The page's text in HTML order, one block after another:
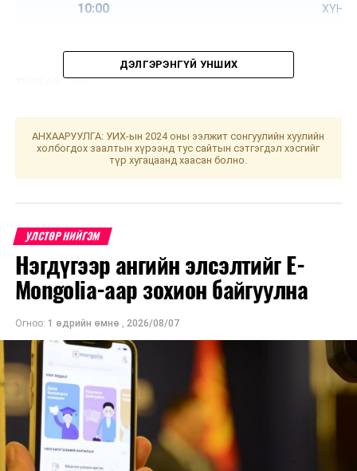
10:00 ХҮН
410
Хангай, Хөвсгөл, Хэнтийн уулархаг нутгаар бороо, дуу
цахилгаантай аадар бороо орно
Булган аймагт Эрүүл мэндийн салбарын томоохон
цогцолбор бүтээн байгуулалт эхэллээ
ДЭЛГЭРЭНГҮЙ УНШИХ
АНХААРУУЛГА: УИХ-ын 2024 оны ээлжит сонгуулийн хуулийн
холбогдох заалтын хүрээнд тус сайтын сэтгэгдэл хэсгийг
түр хугацаанд хаасан болно.
УЛСТӨР НИЙГЭМ
Нэгдүгээр ангийн элсэлтийг E-
Mongolia-аар зохион байгуулна
Огноо: 1 өдрийн өмнө , 2026/08/07